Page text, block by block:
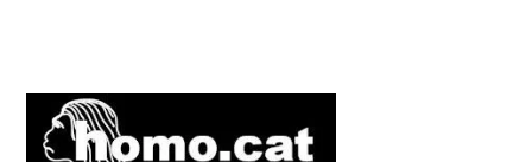
opciones
se
pueden